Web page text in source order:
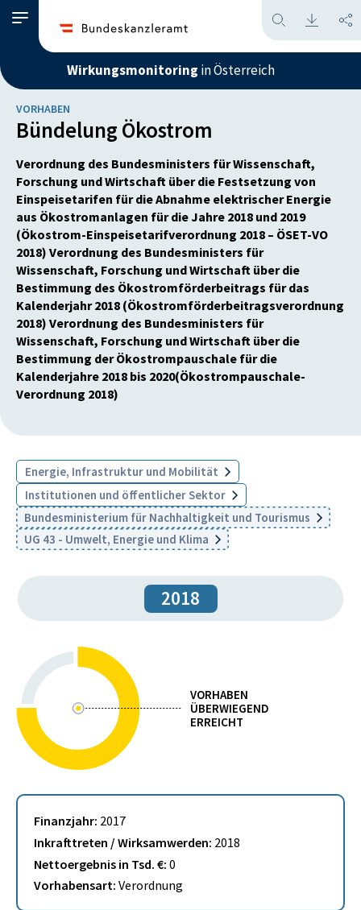
Wirkungsmonitoring in Österreich
VORHABEN
Bündelung Ökostrom
Verordnung des Bundesministers für Wissenschaft,
Forschung und Wirtschaft über die Festsetzung von
Einspeisetarifen für die Abnahme elektrischer Energie
aus Ökostromanlagen für die Jahre 2018 und 2019
(Ökostrom-Einspeisetarifverordnung 2018 – ÖSET-VO
2018) Verordnung des Bundesministers für
Wissenschaft, Forschung und Wirtschaft über die
Bestimmung des Ökostromförderbeitrags für das
Kalenderjahr 2018 (Ökostromförderbeitragsverordnung
2018) Verordnung des Bundesministers für
Wissenschaft, Forschung und Wirtschaft über die
Bestimmung der Ökostrompauschale für die
Kalenderjahre 2018 bis 2020(Ökostrompauschale-
Verordnung 2018)
Energie, Infrastruktur und Mobilität
Institutionen und öffentlicher Sektor
Bundesministerium für Nachhaltigkeit und Tourismus
UG 43 - Umwelt, Energie und Klima
2018
VORHABEN
ÜBERWIEGEND
ERREICHT
Finanzjahr: 2017
Inkrafttreten / Wirksamwerden: 2018
Nettoergebnis in Tsd. €: 0
Vorhabensart: Verordnung